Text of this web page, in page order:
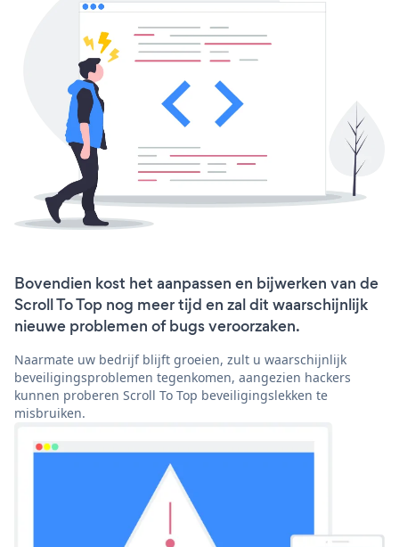
Bovendien kost het aanpassen en bijwerken van de
Scroll To Top nog meer tijd en zal dit waarschijnlijk
nieuwe problemen of bugs veroorzaken.
Naarmate uw bedrijf blijft groeien, zult u waarschijnlijk
beveiligingsproblemen tegenkomen, aangezien hackers
kunnen proberen Scroll To Top beveiligingslekken te
misbruiken.